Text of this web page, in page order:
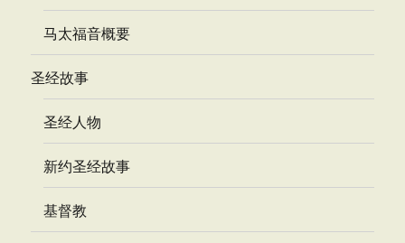
马太福音概要
圣经故事
圣经人物
新约圣经故事
基督教